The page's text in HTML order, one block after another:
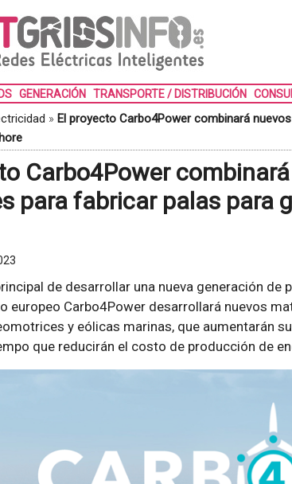
GENERACIÓN TRANSPORTE / DISTRIBUCIÓN
» El proyecto Carbo4Power combinará
Carbo4Power
para fabricar palas para
de desarrollar una nueva generación de
europeo Carbo4Power desarrollará nuevos
y eólicas marinas, que aumentarán
que reducirán el costo de producción de